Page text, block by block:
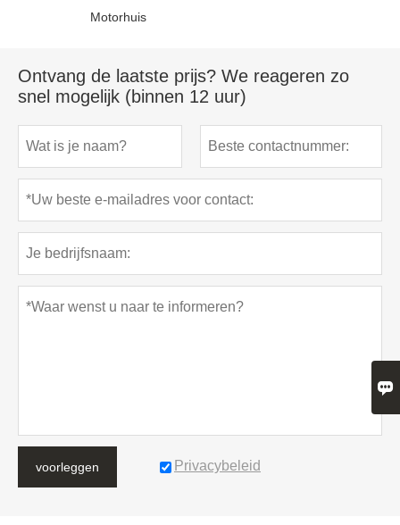
Motorhuis
Ontvang de laatste prijs? We reageren zo
snel mogelijk (binnen 12 uur)
voorleggen Privacybeleid
